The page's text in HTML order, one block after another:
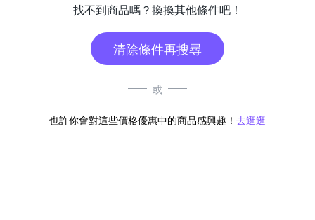
找不到商品嗎？換換其他條件吧！
清除條件再搜尋
或
也許你會對這些價格優惠中的商品感興趣！ 去逛逛